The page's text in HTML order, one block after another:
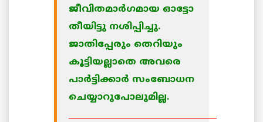
ജീവിതമാര്‍ഗമായ ഓട്ടോ
തീയിട്ടു നശിപ്പിച്ചു.
ജാതിപ്പേരും തെറിയും
കൂട്ടിയല്ലാതെ അവരെ
പാര്‍ട്ടിക്കാര്‍ സംബോധന
ചെയ്യാറുപോലുമില്ല.
____________________________________